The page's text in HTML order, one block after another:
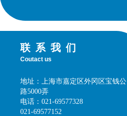
联系我们
Coutact us
地址：上海市嘉定区外冈区宝钱公
路5000弄
电话：021-69577328
021-69577152